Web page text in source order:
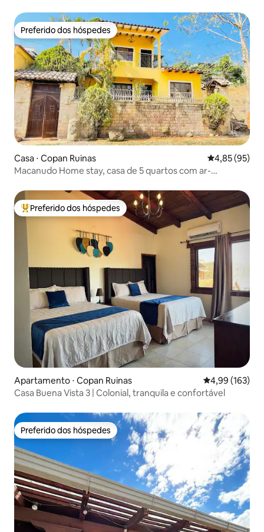
Preferido dos hóspedes
Preferido dos hóspedes
Casa ⋅ Copan Ruinas 4,85 de uma
4,85 (95)
Macanudo Home stay, casa de 5 quartos com ar-
Entre os melhores preferidos dos hóspedes
Preferido dos hóspedes
Apartamento ⋅ Copan Ruinas 4,99 de uma
4,99 (163)
Casa Buena Vista 3 | Colonial, tranquila e confortável
Preferido dos hóspedes
Preferido dos hóspedes